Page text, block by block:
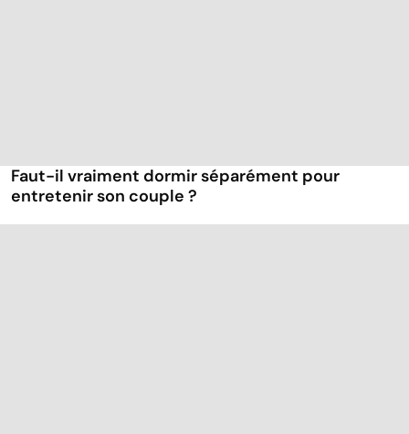
Faut-il vraiment dormir séparément pour
entretenir son couple ?